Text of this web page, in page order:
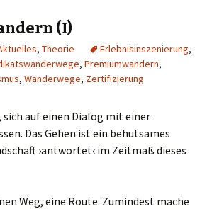
(I)
, Theorie Erlebnisinszenierung,
, Premiumwandern,
, Wanderwege, Zertifizierung
auf einen Dialog mit einer
Das Gehen ist ein behutsames
›antwortet‹ im Zeitmaß dieses
Weg, eine Route. Zumindest mache